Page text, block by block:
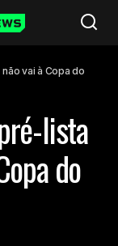
vai à Copa do
lista
do